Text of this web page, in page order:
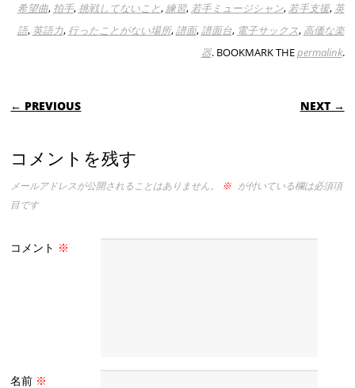
希望曲, 拍手, 挑戦してないこと,練習,若手ミュージシャン,若手支援, 英
語, 英語力, 行ったことがない場所,譜面,譜面台, 電子サックス, 高価な楽
器. BOOKMARK THEpermalink.
POST NAVIGATION
← PREVIOUS NEXT →
コメントを残す
メールアドレスが公開されることはありません。 ※ が付いている欄は必須項
目です
コメント ※
名前 ※